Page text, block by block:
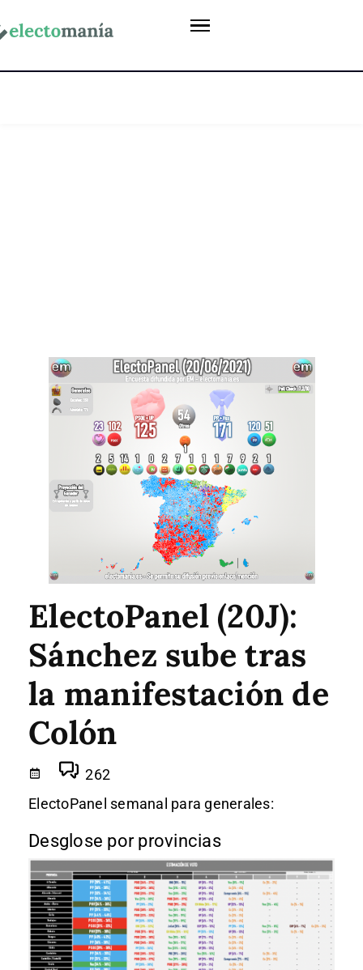
ElectoPanel (20J):
Sánchez sube tras
la manifestación de
Colón
262
ElectoPanel semanal para generales:
Desglose por provincias